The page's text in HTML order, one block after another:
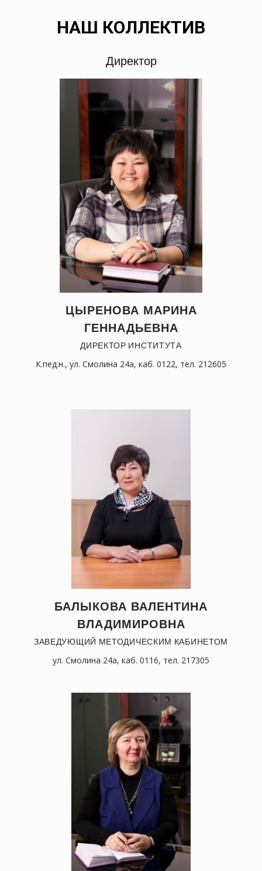
НАШ КОЛЛЕКТИВ
Директор
ЦЫРЕНОВА МАРИНА
ГЕННАДЬЕВНА
ДИРЕКТОР ИНСТИТУТА
К.пед.н., ул. Смолина 24а, каб. 0122, тел. 212605
БАЛЫКОВА ВАЛЕНТИНА
ВЛАДИМИРОВНА
ЗАВЕДУЮЩИЙ МЕТОДИЧЕСКИМ КАБИНЕТОМ
ул. Смолина 24а, каб. 0116, тел. 217305